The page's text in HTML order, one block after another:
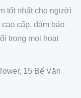
tốt nhất cho người
cấp, đảm bảo
trong mọi hoạt
15 Bế Văn